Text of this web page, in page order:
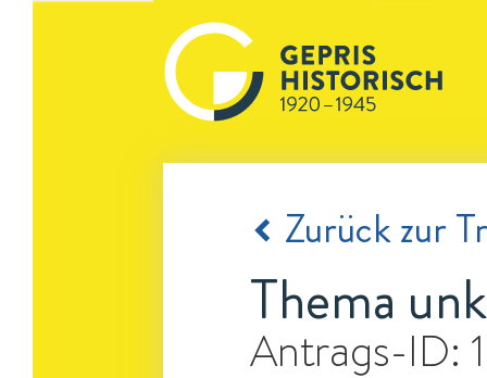
Zurück zur
Thema
Antrags-ID: